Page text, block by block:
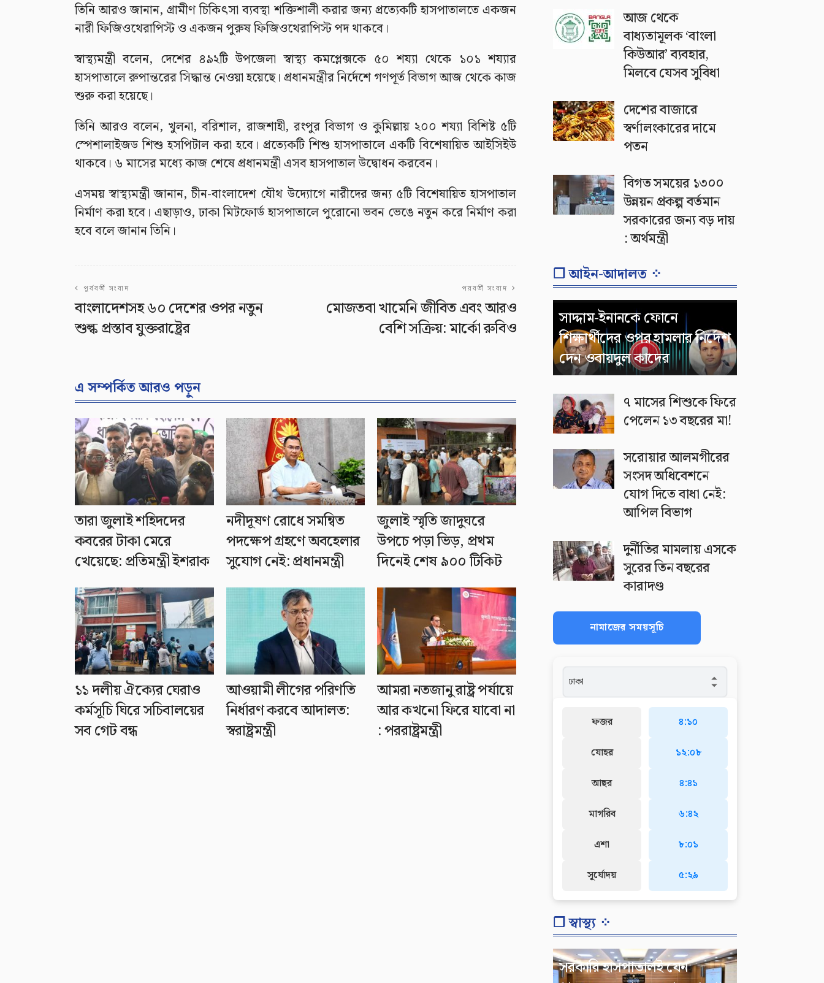
তিনি আরও জানান, গ্রামীণ চিকিৎসা ব্যবস্থা শক্তিশালী করার জন্য প্রত্যেকটি হাসপাতালতে একজন
নারী ফিজিওথেরাপিস্ট ও একজন পুরুষ ফিজিওথেরাপিস্ট পদ থাকবে।
স্বাস্থ্যমন্ত্রী বলেন, দেশের ৪৯২টি উপজেলা স্বাস্থ্য কমপ্লেক্সকে ৫০ শয্যা থেকে ১০১ শয্যার
হাসপাতালে রুপান্তরের সিদ্ধান্ত নেওয়া হয়েছে। প্রধানমন্ত্রীর নির্দেশে গণপূর্ত বিভাগ আজ থেকে কাজ
শুরু করা হয়েছে।
তিনি আরও বলেন, খুলনা, বরিশাল, রাজশাহী, রংপুর বিভাগ ও কুমিল্লায় ২০০ শয্যা বিশিষ্ট ৫টি
স্পেশালাইজড শিশু হসপিটাল করা হবে। প্রত্যেকটি শিশু হাসপাতালে একটি বিশেষায়িত আইসিইউ
থাকবে। ৬ মাসের মধ্যে কাজ শেষে প্রধানমন্ত্রী এসব হাসপাতাল উদ্বোধন করবেন।
এসময় স্বাস্থ্যমন্ত্রী জানান, চীন-বাংলাদেশ যৌথ উদ্যোগে নারীদের জন্য ৫টি বিশেষায়িত হাসপাতাল
নির্মাণ করা হবে। এছাড়াও, ঢাকা মিটফোর্ড হাসপাতালে পুরোনো ভবন ভেঙে নতুন করে নির্মাণ করা
হবে বলে জানান তিনি।
পূর্ববর্তী সংবাদ
বাংলাদেশসহ ৬০ দেশের ওপর নতুন
শুল্ক প্রস্তাব যুক্তরাষ্ট্রের
পরবর্তী সংবাদ
মোজতবা খামেনি জীবিত এবং আরও
বেশি সক্রিয়: মার্কো রুবিও
এ সম্পর্কিত আরও পড়ুন
তারা জুলাই শহিদদের
কবরের টাকা মেরে
খেয়েছে: প্রতিমন্ত্রী ইশরাক
নদীদূষণ রোধে সমন্বিত
পদক্ষেপ গ্রহণে অবহেলার
সুযোগ নেই: প্রধানমন্ত্রী
জুলাই স্মৃতি জাদুঘরে
উপচে পড়া ভিড়, প্রথম
দিনেই শেষ ৯০০ টিকিট
১১ দলীয় ঐক্যের ঘেরাও
কর্মসূচি ঘিরে সচিবালয়ের
সব গেট বন্ধ
আওয়ামী লীগের পরিণতি
নির্ধারণ করবে আদালত:
স্বরাষ্ট্রমন্ত্রী
আমরা নতজানু রাষ্ট্র পর্যায়ে
আর কখনো ফিরে যাবো না
: পররাষ্ট্রমন্ত্রী
আজ থেকে
বাধ্যতামূলক ‘বাংলা
কিউআর’ ব্যবহার,
মিলবে যেসব সুবিধা
দেশের বাজারে
স্বর্ণালংকারের দামে
পতন
বিগত সময়ের ১৩০০
উন্নয়ন প্রকল্প বর্তমান
সরকারের জন্য বড় দায়
: অর্থমন্ত্রী
❐ আইন-আদালত ⁘
সাদ্দাম-ইনানকে ফোনে
শিক্ষার্থীদের ওপর হামলার নির্দেশ
দেন ওবায়দুল কাদের
৭ মাসের শিশুকে ফিরে
পেলেন ১৩ বছরের মা!
সরোয়ার আলমগীরের
সংসদ অধিবেশনে
যোগ দিতে বাধা নেই:
আপিল বিভাগ
দুর্নীতির মামলায় এসকে
সুরের তিন বছরের
কারাদণ্ড
নামাজের সময়সূচি
ফজর
যোহর
আছর
মাগরিব
এশা
সূর্যোদয়
৪:১০
১২:০৮
৪:৪১
৬:৪২
৮:০১
৫:২৯
❐ স্বাস্থ্য ⁘
সরকারি হাসপাতালই যেন